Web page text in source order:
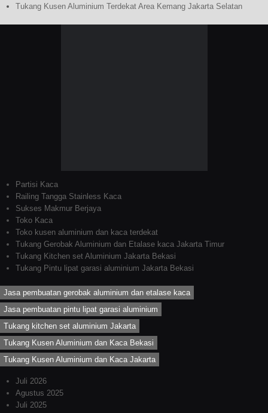
Tukang Kusen Aluminium Terdekat Area Kemang Jakarta Selatan
Partisi Kaca
Railing Tangga Stainless Kaca
Sukses Makmur Berjaya
Toko Kaca
Toko kusen aluminium dan kaca terdekat
Tukang Gerobak Aluminium dan Etalase kaca Jakarta Timur
Tukang Kitchen set Aluminium Jakarta Bekasi
Tukang Pintu lipat garasi aluminium Jakarta Bekasi
Jasa pembuatan gerobak aluminium dan etalase kaca
Jasa pembuatan pintu lipat garasi aluminium
Tukang kitchen set aluminium Jakarta
Tukang Kusen Aluminium dan Kaca Bekasi
Tukang Kusen Aluminium dan Kaca Jakarta
Juli 2026
Agustus 2025
Juli 2025